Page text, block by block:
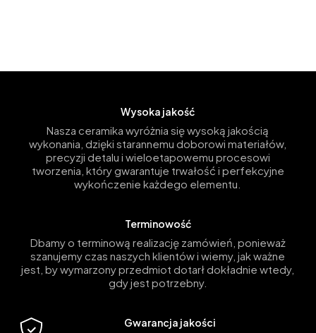
Wysoka jakość
Nasza ceramika wyróżnia się wysoką jakością
wykonania, dzięki starannemu doborowi materiałów,
precyzji detalu i wieloetapowemu procesowi
tworzenia, który gwarantuje trwałość i perfekcyjne
wykończenie każdego elementu.
Terminowość
Dbamy o terminową realizację zamówień, ponieważ
szanujemy czas naszych klientów i wiemy, jak ważne
jest, by wymarzony przedmiot dotarł dokładnie wtedy,
gdy jest potrzebny.
Gwarancja jakości